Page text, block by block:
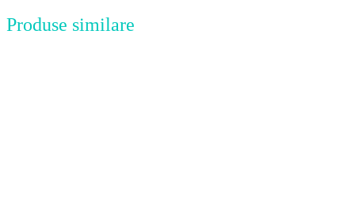
Produse similare